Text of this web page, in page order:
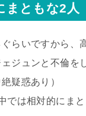
まともな2人
らいですから、
ジュンと不倫を
疑惑あり）
では相対的にまと